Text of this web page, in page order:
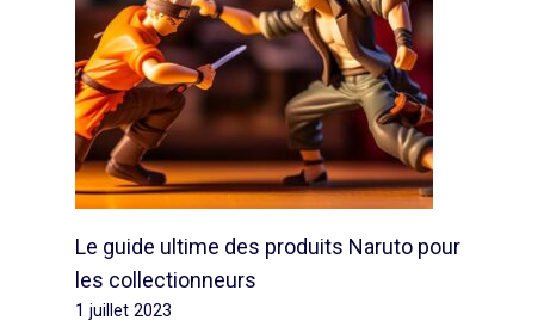
Le guide ultime des produits Naruto pour
les collectionneurs
1 juillet 2023